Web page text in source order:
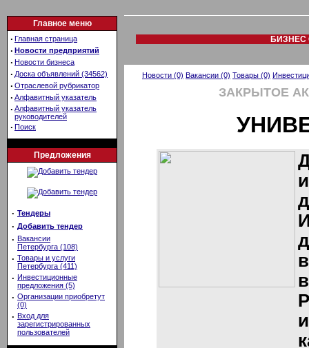
Главное меню
· Главная страница
· Новости предприятий
· Новости бизнеса
· Доска объявлений (34562)
· Отраслевой рубрикатор
· Алфавитный указатель
· Алфавитный указатель
руководителей
· Поиск
Предложения
· Тендеры
· Добавить тендер
· Вакансии
Петербурга (108)
· Товары и услуги
Петербурга (411)
· Инвестиционные
предложения (5)
· Организации приобретут
(0)
· Вход для
зарегистрированных
пользователей
БИЗНЕС
Новости (0) Вакансии (0) Товары (0)
ЗАКРЫТОЕ